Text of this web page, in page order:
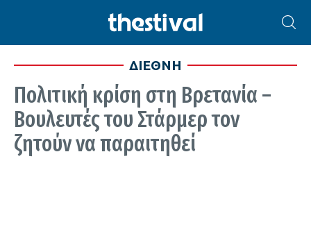
ΔΙΕΘΝΗ
Πολιτική κρίση στη Βρετανία –
Βουλευτές του Στάρμερ τον
ζητούν να παραιτηθεί